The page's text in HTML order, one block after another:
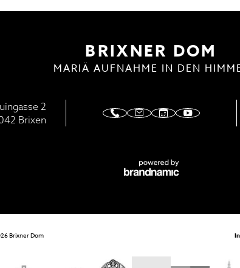
BRIXNER DOM
MARIÄ AUFNAHME IN DEN
2
Brixen
Brixner Dom